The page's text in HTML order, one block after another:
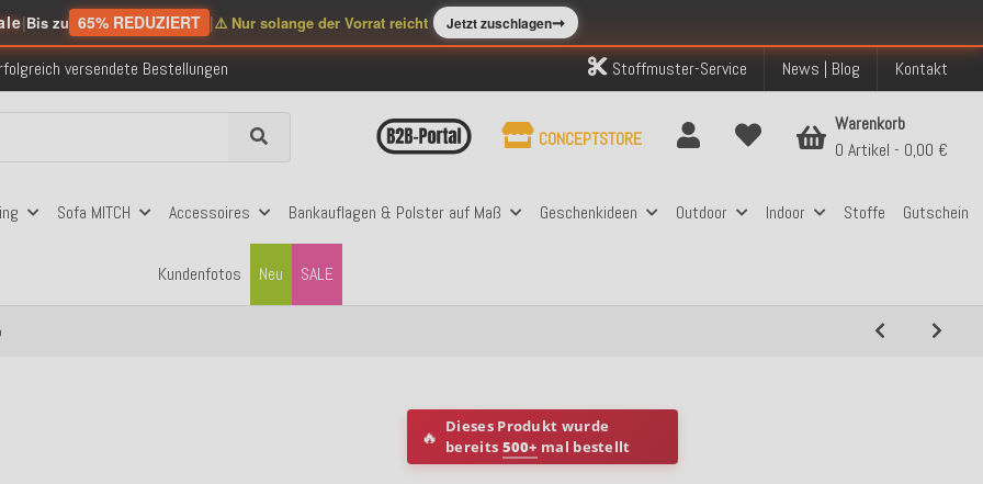
|Bis zu 65% REDUZIERT |⚠️ Nur solange der Vorrat reicht Jetzt zuschlagen➞
Deutschlands ab 99€ Bestellwert
versendete Bestellungen
Klarna, PayPal & Amazon Pay
Stoffmuster-Service News | Blog Kontakt
Sofa MITCH Accessoires Bankauflagen & Polster auf Maß Geschenkideen Outdoor Indoor Stoffe Gutschein
Kundenfotos SALE
Neu
CONCEPTSTORE
Warenkorb
0 Artikel
0,00 €
🔥
Dieses Produkt wurde
bereits 500+ mal bestellt